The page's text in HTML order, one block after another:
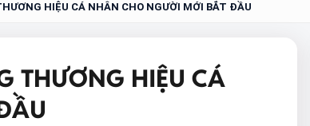
HIỆU CÁ NHÂN CHO NGƯỜI MỚI BẮT ĐẦU
THƯƠNG HIỆU CÁ